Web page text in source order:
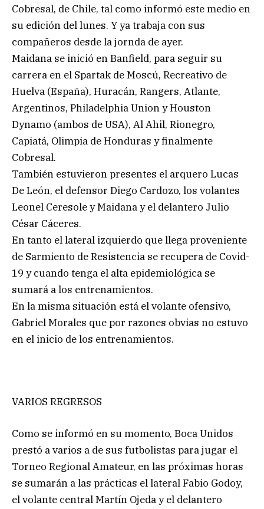
Cobresal, de Chile, tal como informó este medio en
su edición del lunes. Y ya trabaja con sus
compañeros desde la jornda de ayer.
Maidana se inició en Banfield, para seguir su
carrera en el Spartak de Moscú, Recreativo de
Huelva (España), Huracán, Rangers, Atlante,
Argentinos, Philadelphia Union y Houston
Dynamo (ambos de USA), Al Ahil, Rionegro,
Capiatá, Olimpia de Honduras y finalmente
Cobresal.
También estuvieron presentes el arquero Lucas
De León, el defensor Diego Cardozo, los volantes
Leonel Ceresole y Maidana y el delantero Julio
César Cáceres.
En tanto el lateral izquierdo que llega proveniente
de Sarmiento de Resistencia se recupera de Covid-
19 y cuando tenga el alta epidemiológica se
sumará a los entrenamientos.
En la misma situación está el volante ofensivo,
Gabriel Morales que por razones obvias no estuvo
en el inicio de los entrenamientos.
VARIOS REGRESOS
Como se informó en su momento, Boca Unidos
prestó a varios a de sus futbolistas para jugar el
Torneo Regional Amateur, en las próximas horas
se sumarán a las prácticas el lateral Fabio Godoy,
el volante central Martín Ojeda y el delantero